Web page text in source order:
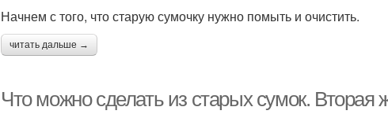
Начнем с того, что старую сумочку нужно помыть и очистить.
читать дальше →
Что можно сделать из старых сумок. Вторая